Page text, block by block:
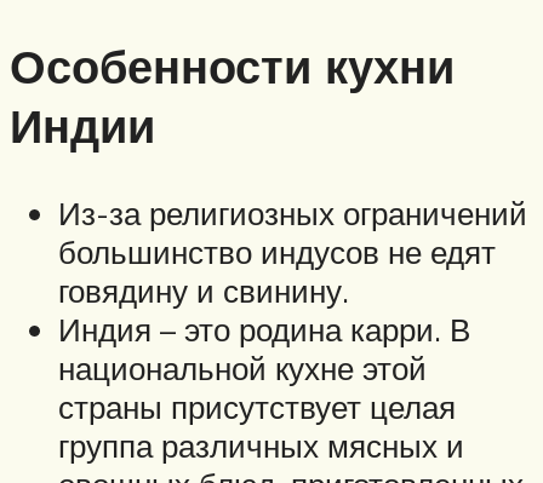
Особенности кухни
Индии
Из-за религиозных ограничений
большинство индусов не едят
говядину и свинину.
Индия – это родина карри. В
национальной кухне этой
страны присутствует целая
группа различных мясных и